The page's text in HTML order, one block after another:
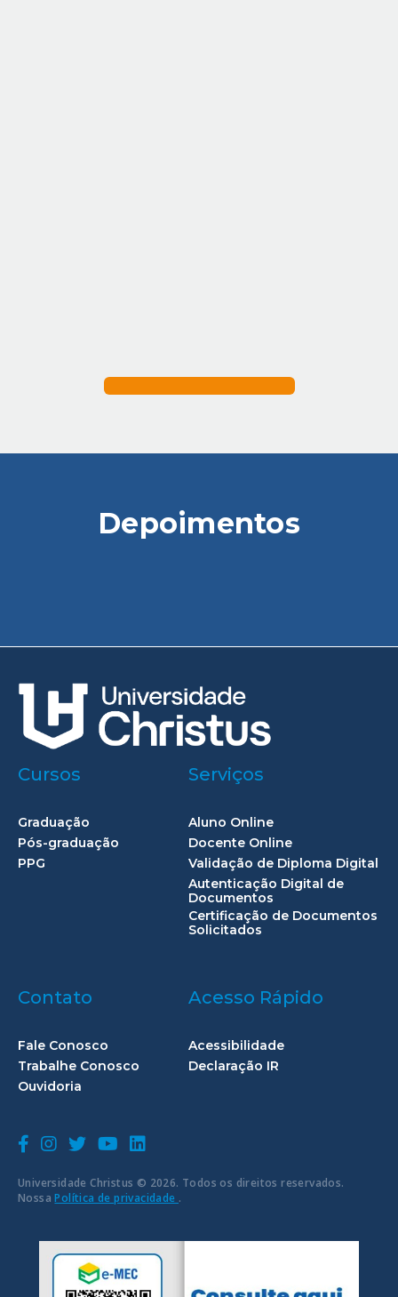
Depoimentos
Universidade Christus © 2026. Todos os direitos reservados.
NossaPolítica de privacidade .
Cursos
Graduação
Pós-graduação
PPG
Serviços
Aluno Online
Docente Online
Validação de Diploma Digital
Autenticação Digital de
Documentos
Certificação de Documentos
Solicitados
Contato
Fale Conosco
Trabalhe Conosco
Ouvidoria
Acesso Rápido
Acessibilidade
Declaração IR